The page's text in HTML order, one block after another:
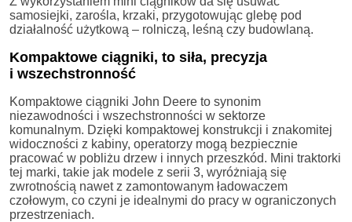
samosiejki, zarośla, krzaki, przygotowując glebę pod
działalność użytkową – rolniczą, leśną czy budowlaną.
Kompaktowe ciągniki, to siła, precyzja
i wszechstronność
Kompaktowe ciągniki John Deere to synonim
niezawodności i wszechstronności w sektorze
komunalnym. Dzięki kompaktowej konstrukcji i znakomitej
widoczności z kabiny, operatorzy mogą bezpiecznie
pracować w pobliżu drzew i innych przeszkód. Mini traktorki
tej marki, takie jak modele z serii 3, wyróżniają się
zwrotnością nawet z zamontowanym ładowaczem
czołowym, co czyni je idealnymi do pracy w ograniczonych
przestrzeniach.